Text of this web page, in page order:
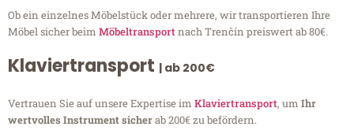
Ob ein einzelnes Möbelstück oder mehrere, wir transportieren Ihre
Möbel sicher beim Möbeltransportnach Trenčín preiswert ab 80€.
Klaviertransport | ab 200€
Vertrauen Sie auf unsere Expertise im Klaviertransport, um Ihr
wertvolles Instrument sicherab 200€ zu befördern.